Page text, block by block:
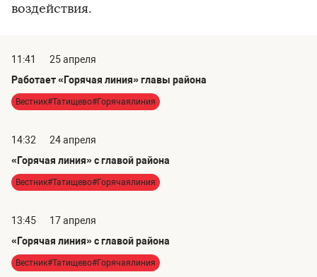
воздействия.
11:41
25 апреля
Работает «Горячая линия» главы района
Вестник#Татищево#Горячаялиния
14:32
24 апреля
«Горячая линия» с главой района
Вестник#Татищево#Горячаялиния
13:45
17 апреля
«Горячая линия» с главой района
Вестник#Татищево#Горячаялиния